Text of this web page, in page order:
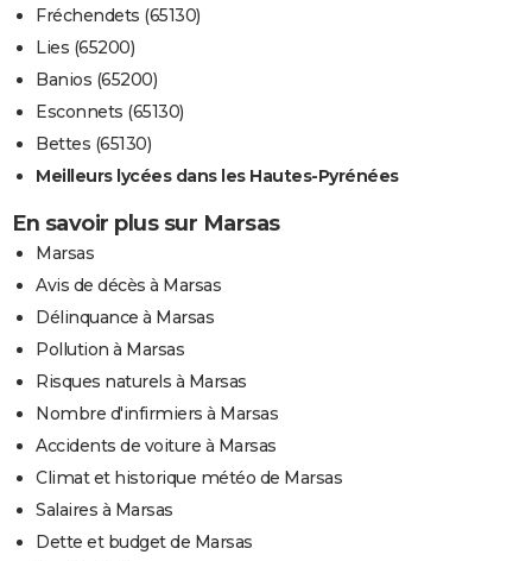
Fréchendets (65130)
Lies (65200)
Banios (65200)
Esconnets (65130)
Bettes (65130)
Meilleurs lycées dans les Hautes-Pyrénées
En savoir plus sur Marsas
Marsas
Avis de décès à Marsas
Délinquance à Marsas
Pollution à Marsas
Risques naturels à Marsas
Nombre d'infirmiers à Marsas
Accidents de voiture à Marsas
Climat et historique météo de Marsas
Salaires à Marsas
Dette et budget de Marsas